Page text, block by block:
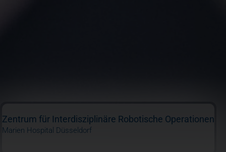
Zentrum für Interdisziplinäre Robotische Operationen
Marien Hospital Düsseldorf